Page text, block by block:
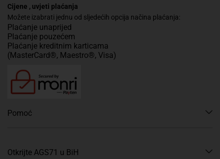
Cijene , uvjeti plaćanja
Možete izabrati jednu od sljedećih opcija načina plaćanja:
Plaćanje unaprijed
Plaćanje pouzećem
Plaćanje kreditnim karticama
(MasterCard®, Maestro®, Visa)
Pomoć
Otkrijte AGS71 u BiH